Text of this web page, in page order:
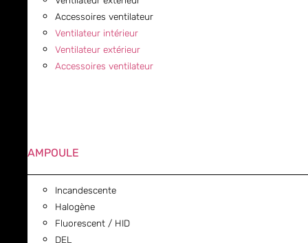
Accessoires ventilateur
Ventilateur intérieur
Ventilateur extérieur
Accessoires ventilateur
AMPOULE
Incandescente
Halogène
Fluorescent / HID
DEL